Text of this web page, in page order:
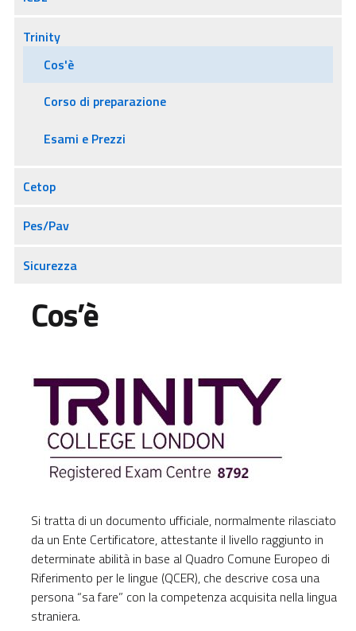
Trinity
Cos'è
Corso di preparazione
Esami e Prezzi
Cetop
Pes/Pav
Sicurezza
Cos’è
Si tratta di un documento ufficiale, normalmente rilasciato
da un Ente Certificatore, attestante il livello raggiunto in
determinate abilità in base al Quadro Comune Europeo di
Riferimento per le lingue (QCER), che descrive cosa una
persona “sa fare” con la competenza acquisita nella lingua
straniera.